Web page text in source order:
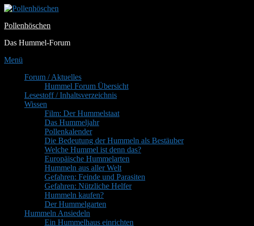
Zum
springen
Pollenhöschen
Das Hummel-Forum
Menü
PrimäresForum / Aktuelles
Hummel Forum Übersicht
Lesestoff / Inhaltsverzeichnis
Wissen
Film: Der Hummelstaat
Das Hummeljahr
Pollenkalender
Die Bedeutung der Hummeln als Bestäuber
Welche Hummel ist denn das?
Europäische Hummelarten
Hummeln aus aller Welt
Gefahren: Feinde und Parasiten
Gefahren: Nützliche Helfer
Hummeln kaufen?
Der Hummelgarten
Hummeln Ansiedeln
Ein Hummelhaus einrichten